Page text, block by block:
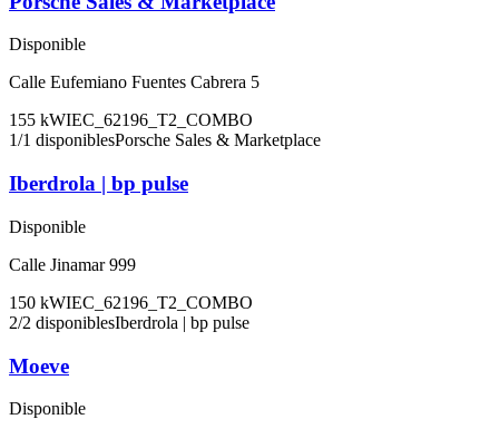
Disponible
Calle Eufemiano Fuentes Cabrera 5
155 kWIEC_62196_T2_COMBO
1/1 disponiblesPorsche Sales & Marketplace
Iberdrola | bp pulse
Disponible
Calle Jinamar 999
150 kWIEC_62196_T2_COMBO
2/2 disponiblesIberdrola | bp pulse
Moeve
Disponible